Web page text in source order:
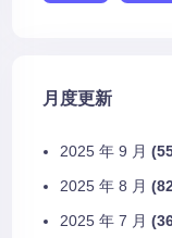
月度更新
2025 年 9 月
2025 年 8 月
2025 年 7 月